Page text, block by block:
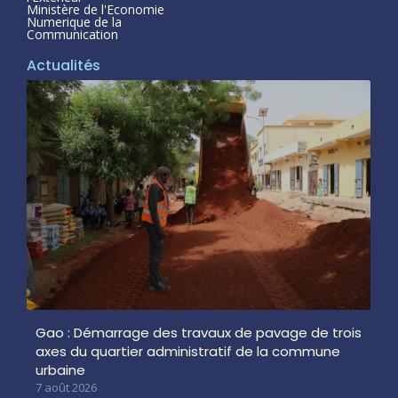
Ministère de l'Economie
Numerique de la
Communication
Actualités
Gao : Démarrage des travaux de pavage de trois
axes du quartier administratif de la commune
urbaine
7 août 2026